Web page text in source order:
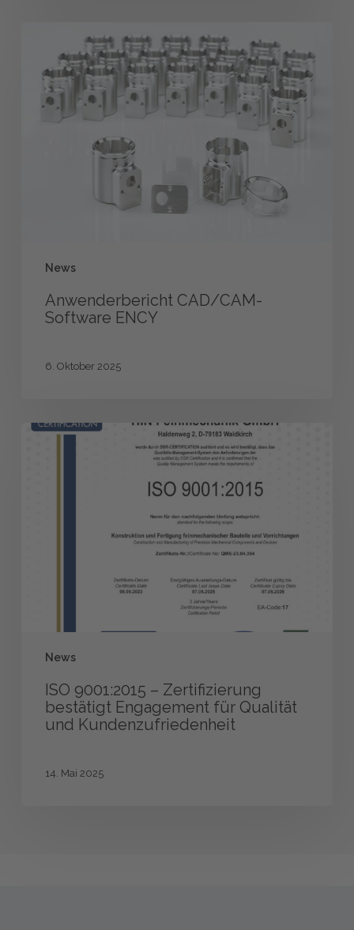
News
CAD/CAM-
Software
ENCY
Anwenderbericht CAD/CAM-
Software ENCY
6. Oktober 2025
News
ISO
ISO 9001:2015 – Zertifizierung
bestätigt Engagement für Qualität
und Kundenzufriedenheit
14. Mai 2025